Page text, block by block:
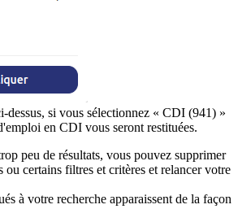
dessus, si vous sélectionnez « CDI (941) »
en CDI vous seront restituées.
peu de résultats, vous pouvez supprimer
ou certains filtres et critères et relancer votre
à votre recherche apparaissent de la façon